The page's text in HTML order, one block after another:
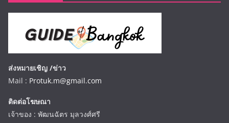
ส่งหมายเชิญ /ข่าว
Mail : Protuk.m@gmail.com
ติดต่อโฆษณา
เจ้าของ : พัฒนฉัตร มุลวงศ์ศรี